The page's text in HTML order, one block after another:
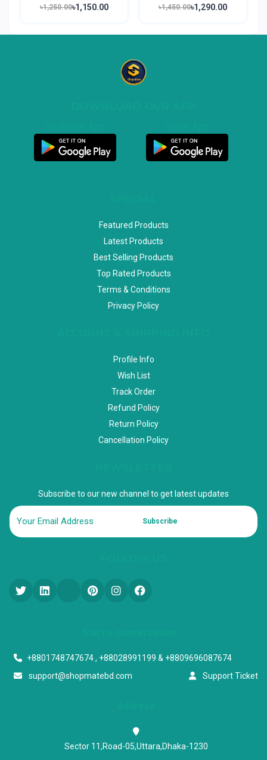
৳1,250.00৳1,150.00 ৳1,450.00৳1,290.00
Featured Products
Latest Products
Best Selling Products
Top Rated Products
Terms & Conditions
Privacy Policy
Profile Info
Wish List
Track Order
Refund Policy
Return Policy
Cancellation Policy
Subscribe to our new channel to get latest updates
Subscribe
+8801748747674 , +88028991199 & +8809696087674
support@shopmatebd.com
Support Ticket
Sector 11,Road-05,Uttara,Dhaka-1230